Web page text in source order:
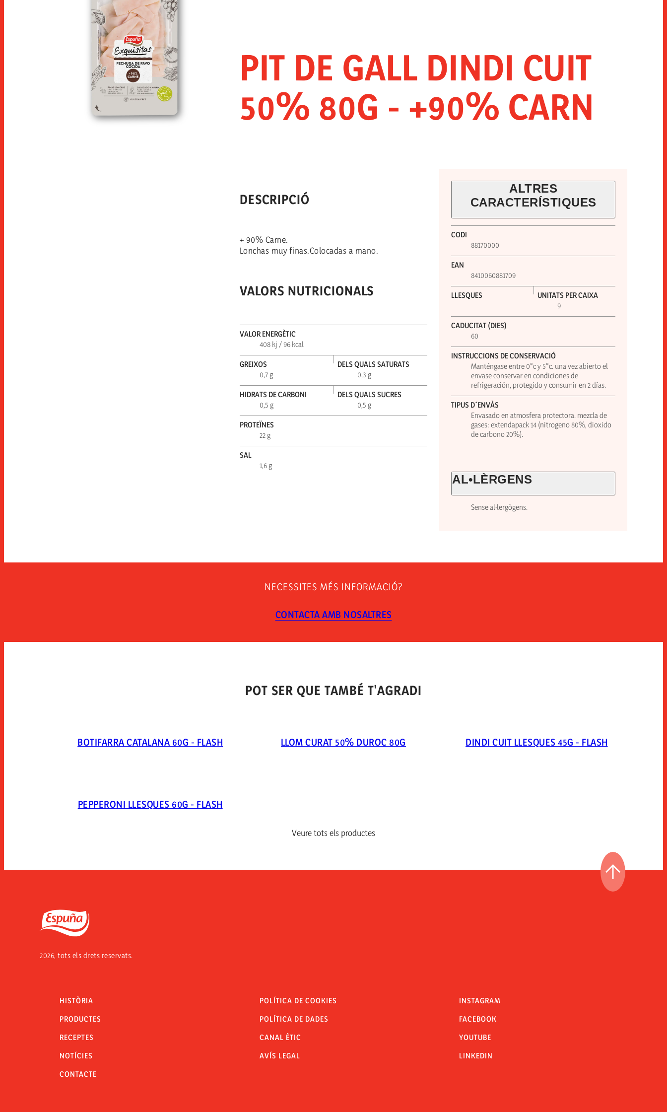
PIT DE GALL DINDI CUIT
50% 80G - +90% CARN
DESCRIPCIÓ
+ 90% Carne.
Lonchas muy finas.Colocadas a mano.
VALORS NUTRICIONALS
VALOR ENERGÈTIC
408 kj / 96 kcal
GREIXOS
0,7 g
DELS QUALS SATURATS
0,3 g
HIDRATS DE CARBONI
0,5 g
DELS QUALS SUCRES
0,5 g
PROTEÏNES
22 g
SAL
1,6 g
ALTRES
CARACTERÍSTIQUES
CODI
88170000
EAN
8410060881709
LLESQUES
UNITATS PER CAIXA
9
CADUCITAT (DIES)
60
INSTRUCCIONS DE CONSERVACIÓ
Manténgase entre 0°c y 5°c. una vez abierto el
envase conservar en condiciones de
refrigeración, protegido y consumir en 2 días.
TIPUS D´ENVÀS
Envasado en atmosfera protectora. mezcla de
gases: extendapack 14 (nitrogeno 80%, dioxido
de carbono 20%).
AL•LÈRGENS
Sense al·lergògens
NECESSITES MÉS INFORMACIÓ?
CONTACTA AMB NOSALTRES
POT SER QUE TAMBÉ T'AGRADI
BOTIFARRA CATALANA 60G - FLASH LLOM CURAT 50% DUROC 80G DINDI CUIT LLESQUES 45G - FLASH
PEPPERONI LLESQUES 60G - FLASH
Veure tots els productes
Espuña
2026, tots els drets reservats.
HISTÒRIA
PRODUCTES
RECEPTES
NOTÍCIES
CONTACTE
POLÍTICA DE COOKIES
POLÍTICA DE DADES
CANAL ÈTIC
AVÍS LEGAL
INSTAGRAM
FACEBOOK
YOUTUBE
LINKEDIN
ANAR AL